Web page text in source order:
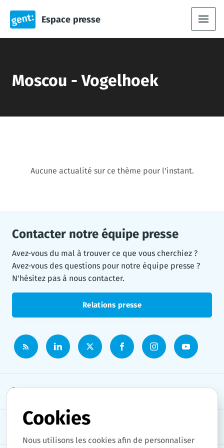
Espace presse
Moscou - Vogelhoek
Aucune actualité sur ce thème pour l'instant.
Contacter notre équipe presse
Avez-vous du mal à trouver ce que vous cherchiez ?
Avez-vous des questions pour notre équipe presse ?
N'hésitez pas à nous contacter.
Relations presse
Espace presse
Thèmes
Cookies
Nous utilisons les cookies afin de personnaliser